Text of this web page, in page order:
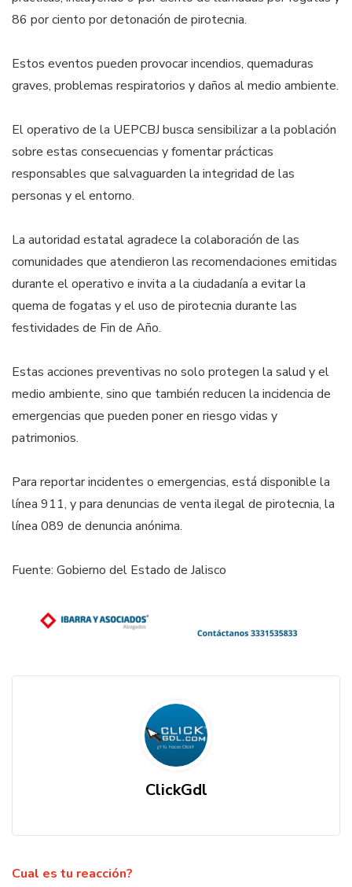
86 por ciento por detonación de pirotecnia.
Estos eventos pueden provocar incendios, quemaduras
graves, problemas respiratorios y daños al medio ambiente.
El operativo de la UEPCBJ busca sensibilizar a la población
sobre estas consecuencias y fomentar prácticas
responsables que salvaguarden la integridad de las
personas y el entorno.
La autoridad estatal agradece la colaboración de las
comunidades que atendieron las recomendaciones emitidas
durante el operativo e invita a la ciudadanía a evitar la
quema de fogatas y el uso de pirotecnia durante las
festividades de Fin de Año.
Estas acciones preventivas no solo protegen la salud y el
medio ambiente, sino que también reducen la incidencia de
emergencias que pueden poner en riesgo vidas y
patrimonios.
Para reportar incidentes o emergencias, está disponible la
línea 911, y para denuncias de venta ilegal de pirotecnia, la
línea 089 de denuncia anónima.
Fuente: Gobierno del Estado de Jalisco
ClickGdl
Cual es tu reacción?